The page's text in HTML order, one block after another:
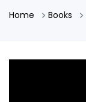
Home Books